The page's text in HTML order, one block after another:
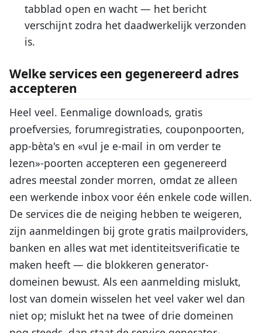
tabblad open en wacht — het bericht
verschijnt zodra het daadwerkelijk verzonden
is.
Welke services een gegenereerd adres
accepteren
Heel veel. Eenmalige downloads, gratis
proefversies, forumregistraties, couponpoorten,
app-bèta's en «vul je e-mail in om verder te
lezen»-poorten accepteren een gegenereerd
adres meestal zonder morren, omdat ze alleen
een werkende inbox voor één enkele code willen.
De services die de neiging hebben te weigeren,
zijn aanmeldingen bij grote gratis mailproviders,
banken en alles wat met identiteitsverificatie te
maken heeft — die blokkeren generator-
domeinen bewust. Als een aanmelding mislukt,
lost van domein wisselen het veel vaker wel dan
niet op; mislukt het na twee of drie domeinen